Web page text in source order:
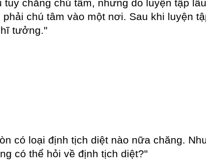
chẳng chú tâm, nhưng do luyện tập
chú tâm vào một nơi. Sau khi luyện
tưởng."
có loại định tịch diệt nào nữa chăng.
có thể hỏi về định tịch diệt?"